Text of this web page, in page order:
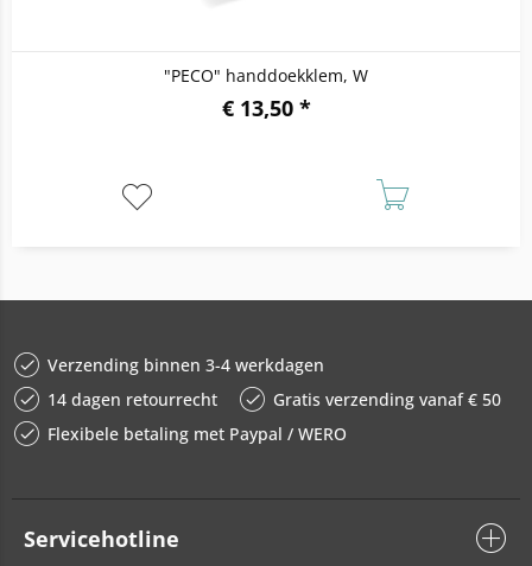
"PECO" handdoekklem, W
€ 13,50 *
Verzending binnen 3-4 werkdagen
14 dagen retourrecht
Gratis verzending vanaf € 50
Flexibele betaling met Paypal / WERO
Servicehotline